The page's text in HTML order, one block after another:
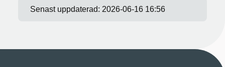
Senast uppdaterad: 2026-06-16 16:56